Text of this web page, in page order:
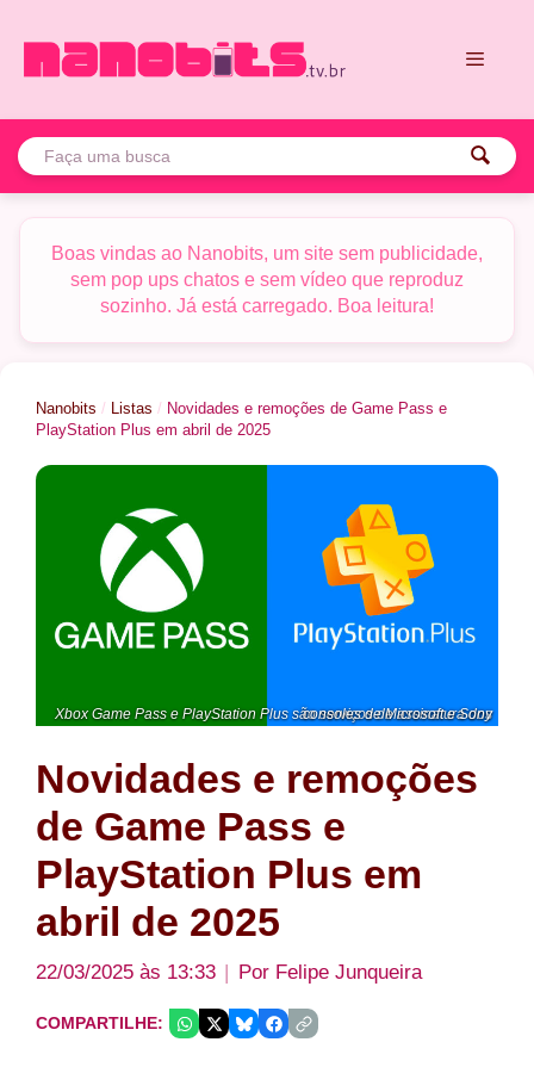
para
Boas vindas ao Nanobits, um site sem publicidade,
sem pop ups chatos e sem vídeo que reproduz
sozinho. Já está carregado. Boa leitura!
Nanobits / Listas / Novidades e remoções de Game Pass e
PlayStation Plus em abril de 2025
Xbox Game Pass e PlayStation Plus são serviços de assinatura dos consoles de Microsoft e Sony
Novidades e remoções
de Game Pass e
PlayStation Plus em
abril de 2025
22/03/2025 às 13:33 Por Felipe Junqueira
COMPARTILHE: